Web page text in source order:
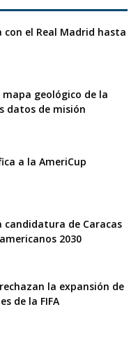
con el Real Madrid hasta
geológico de la
datos de misión
a la AmeriCup
candidatura de Caracas
2030
la expansión de
de la FIFA